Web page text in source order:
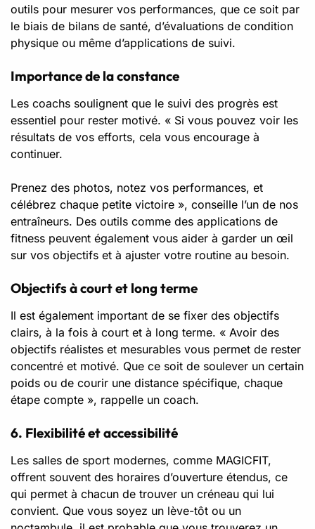
outils pour mesurer vos performances, que ce soit par
le biais de bilans de santé, d’évaluations de condition
physique ou même d’applications de suivi.
Importance de la constance
Les coachs soulignent que le suivi des progrès est
essentiel pour rester motivé. « Si vous pouvez voir les
résultats de vos efforts, cela vous encourage à
continuer.
Prenez des photos, notez vos performances, et
célébrez chaque petite victoire », conseille l’un de nos
entraîneurs. Des outils comme des applications de
fitness peuvent également vous aider à garder un œil
sur vos objectifs et à ajuster votre routine au besoin.
Objectifs à court et long terme
Il est également important de se fixer des objectifs
clairs, à la fois à court et à long terme. « Avoir des
objectifs réalistes et mesurables vous permet de rester
concentré et motivé. Que ce soit de soulever un certain
poids ou de courir une distance spécifique, chaque
étape compte », rappelle un coach.
6. Flexibilité et accessibilité
Les salles de sport modernes, comme MAGICFIT,
offrent souvent des horaires d’ouverture étendus, ce
qui permet à chacun de trouver un créneau qui lui
convient. Que vous soyez un lève-tôt ou un